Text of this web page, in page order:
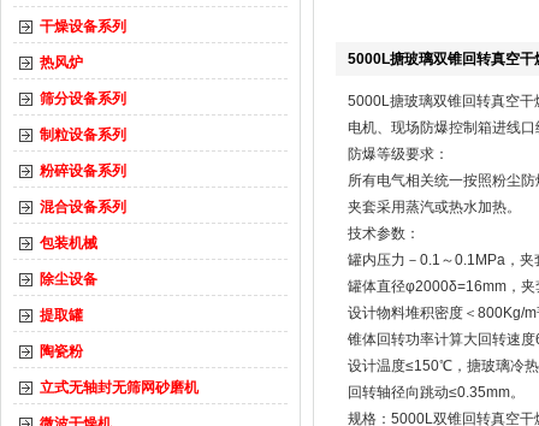
干燥设备系列
热风炉
筛分设备系列
制粒设备系列
粉碎设备系列
混合设备系列
包装机械
除尘设备
提取罐
陶瓷粉
立式无轴封无筛网砂磨机
5000L搪玻璃双锥回转真空干
5000L搪玻璃双锥回转真空干
电机、现场防爆控制箱进线
防爆等级要求：
所有电气相关统一按照粉尘
夹套采用蒸汽或热水加热。
技术参数：
罐内压力－0.1～0.1MPa，
罐体直径φ2000δ=16mm，
设计物料堆积密度＜800Kg/
锥体回转功率计算大回转速度
设计温度≤150℃，搪玻璃冷
回转轴径向跳动≤0.35mm。
规格：5000L双锥回转真空干